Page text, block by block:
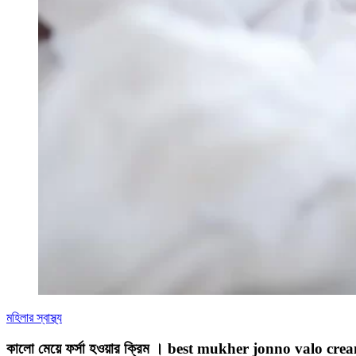
মহিলার স্বাস্থ্য
কালো মেয়ে ফর্সা হওয়ার ক্রিম । best mukher jonno valo